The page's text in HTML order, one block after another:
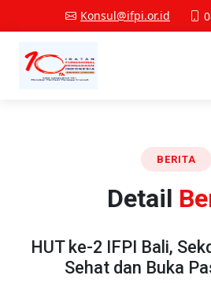
Konsul@ifpi.or.id
BERITA
Detail
HUT ke-2 IFPI Bali,
Sehat dan Buka